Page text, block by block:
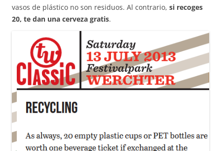
vasos de plástico no son residuos. Al contrario, si recoges
20, te dan una cerveza gratis.